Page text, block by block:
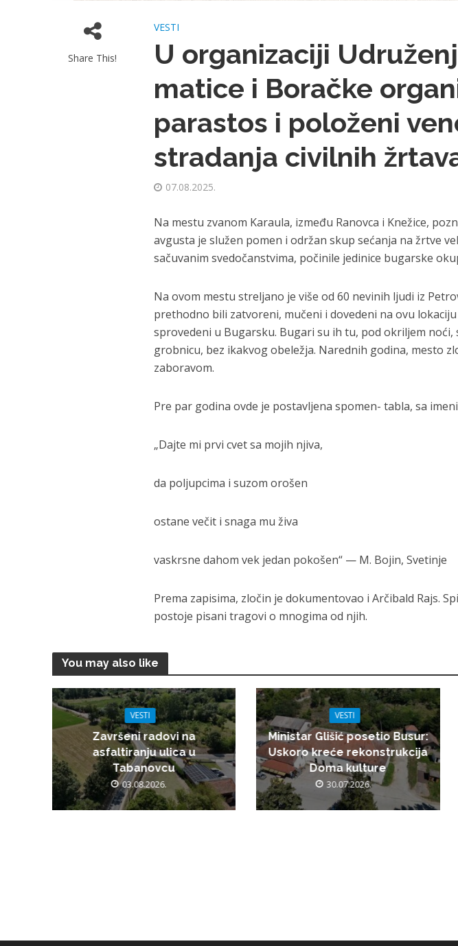
Share This!
VESTI
U organizaciji
matice i Boračke
parastos i položeni
stradanja civilnih
07.08.2025.
Na mestu zvanom Karaula, između Ranovca i Knežice,
avgusta je služen pomen i održan skup sećanja na žrtve
sačuvanim svedočanstvima, počinile jedinice bugarske
Na ovom mestu streljano je više od 60 nevinih ljudi iz
prethodno bili zatvoreni, mučeni i dovedeni na ovu
sprovedeni u Bugarsku. Bugari su ih tu, pod okriljem
grobnicu, bez ikakvog obeležja. Narednih godina, mesto
zaboravom.
Pre par godina ovde je postavljena spomen- tabla, sa
„Dajte mi prvi cvet sa mojih njiva,
da poljupcima i suzom orošen
ostane večit i snaga mu živa
vaskrsne dahom vek jedan pokošen“ — M. Bojin, Svetinje
Prema zapisima, zločin je dokumentovao i Arčibald Rajs.
postoje pisani tragovi o mnogima od njih.
You may also like
VESTI
Završeni radovi na
asfaltiranju ulica u
Tabanovcu
03.08.2026.
VESTI
Ministar Glišić posetio Busur:
Uskoro kreće rekonstrukcija
Doma kulture
30.07.2026.